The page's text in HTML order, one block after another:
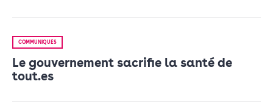
COMMUNIQUÉS
Le gouvernement sacrifie la santé de
tout.es